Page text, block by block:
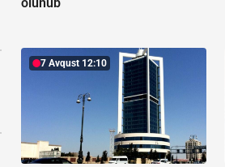
7 Avqust 12:10